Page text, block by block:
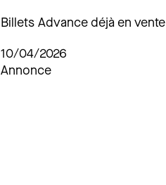
Billets Advance déjà en vente
10/04/2026
Annonce